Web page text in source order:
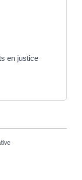
en justice